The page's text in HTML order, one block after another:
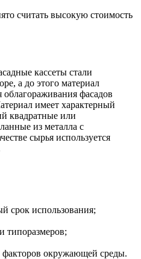
считать высокую стоимость
кассеты стали
а до этого материал
облагораживания фасадов
имеет характерный
квадратные или
из металла с
сырья используется
срок использования;
типоразмеров;
факторов окружающей среды.